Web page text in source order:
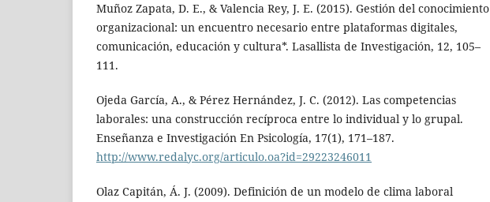
Muñoz Zapata, D. E., & Valencia Rey, J. E. (2015). Gestión del conocimiento
organizacional: un encuentro necesario entre plataformas digitales,
comunicación, educación y cultura*. Lasallista de Investigación, 12, 105–
111.
Ojeda García, A., & Pérez Hernández, J. C. (2012). Las competencias
laborales: una construcción recíproca entre lo individual y lo grupal.
Enseñanza e Investigación En Psicología, 17(1), 171–187.
http://www.redalyc.org/articulo.oa?id=29223246011
Olaz Capitán, Á. J. (2009). Definición de un modelo de clima laboral